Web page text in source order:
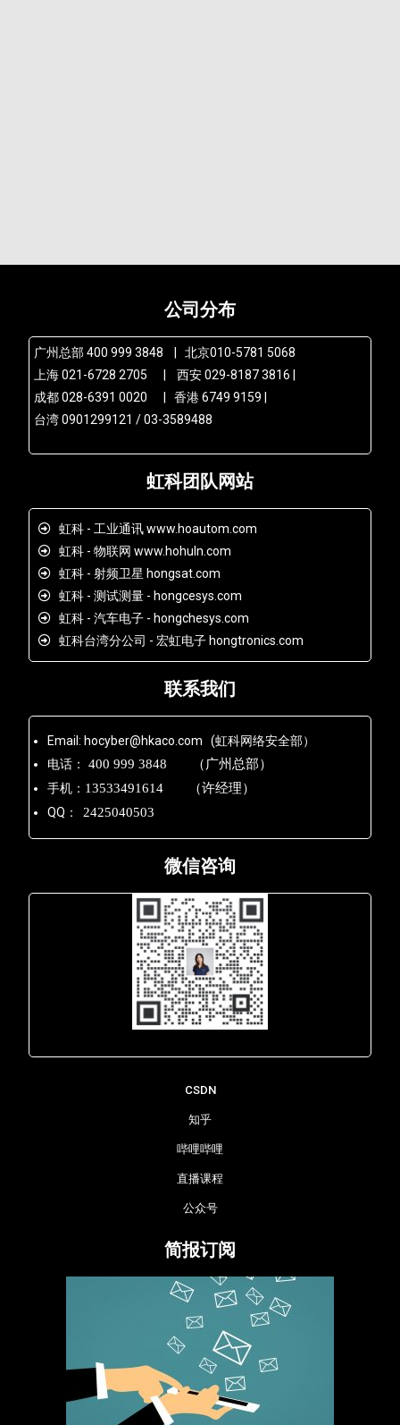
公司分布
广州总部 400 999 3848 | 北京010-5781 5068
上海 021-6728 2705 | 西安 029-8187 3816 |
成都 028-6391 0020 | 香港 6749 9159 |
台湾 0901299121 / 03-3589488
虹科团队网站
虹科 - 工业通讯 www.hoautom.com
虹科 - 物联网 www.hohuln.com
虹科 - 射频卫星 hongsat.com
虹科 - 测试测量 - hongcesys.com
虹科 - 汽车电子 - hongchesys.com
虹科台湾分公司 - 宏虹电子 hongtronics.com
联系我们
Email: hocyber@hkaco.com (虹科网络安全部）
电话：
400 999 3848 （广州总部）
手机： 13533491614 （许经理）
QQ： 2425040503
微信咨询
CSDN
知乎
哔哩哔哩
直播课程
公众号
简报订阅